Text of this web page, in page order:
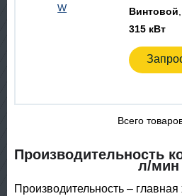
Винтовой
315 кВт
Всего
Производительность
л/мин
Производительность – главная